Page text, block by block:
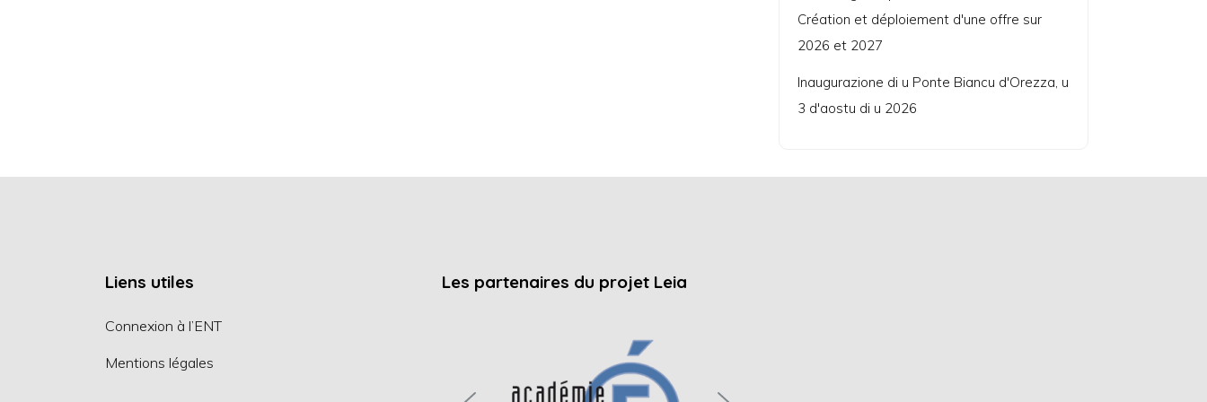
Création et déploiement d'une offre sur
2026 et 2027
Inaugurazione di u Ponte Biancu d'Orezza, u
3 d'aostu di u 2026
Liens utiles
Connexion à l’ENT
Mentions légales
Les partenaires du projet Leia